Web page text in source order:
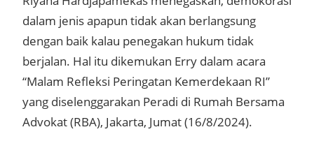
dalam jenis apapun tidak akan berlangsung
dengan baik kalau penegakan hukum tidak
berjalan. Hal itu dikemukan Erry dalam acara
“Malam Refleksi Peringatan Kemerdekaan RI”
yang diselenggarakan Peradi di Rumah Bersama
Advokat (RBA), Jakarta, Jumat (16/8/2024).